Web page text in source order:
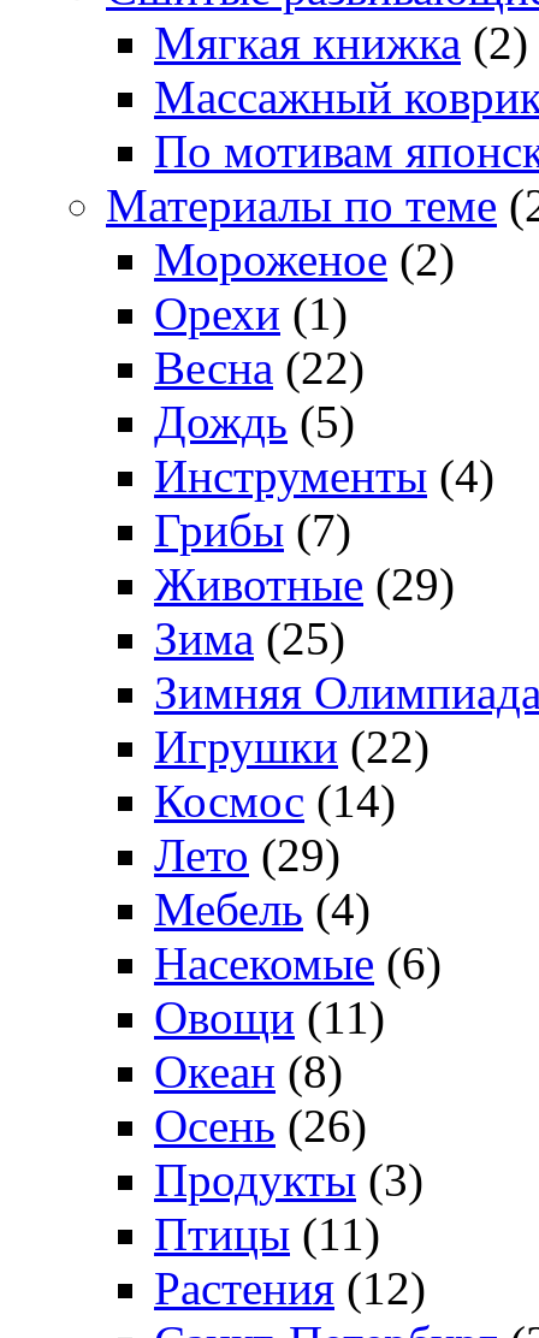
Мягкая книжка (2)
Массажный
По мотивам
Материалы по теме
Мороженое (2)
Орехи (1)
Весна (22)
Дождь (5)
Инструменты (4)
Грибы (7)
Животные (29)
Зима (25)
Зимняя
Игрушки (22)
Космос (14)
Лето (29)
Мебель (4)
Насекомые (6)
Овощи (11)
Океан (8)
Осень (26)
Продукты (3)
Птицы (11)
Растения (12)